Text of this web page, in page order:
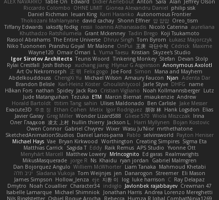
ALEX NAVARRO Table On Edward Didier Aerlebout Anton Sara Alan Jeffrey Olson
Riccardo Colombo OHNE LIMIT Gionea Alexandru Daniel philip sisk
Daniel Richman Ieuan King Karri Haranko Autonomous Frontier
Thokozani Mahlanyane david cachay Shonn Effner 얍 얍얍 Oreo_tism
Tiffany Edwards iaksdfg fodkg ressii Ioannis Athanasiadis Nicolò Caterina aureliana
Khuthadzo Ratshilumela Grant Mckenney Tadin Brego Koji Tsukamoto
Rasool Abrahams The Entire Universe Dhruv Singh Tom Byrom Łukasz Majorczyk
Niko Tuononen Pranshu Goyal Mr Malone OnPui 王庚 극단수작 Cédrick Maxime
Wayne120 Omair Omari L Yuma Taesu Kristian Skyzee's Studio
Igor Sirotov Architects Teunis Woord Tinkering Monkey Stefan Devan Stolp
Rylai Crestfall Josh Bishop xuchang jiang Hlynur G Asgeirsson Anonymous Axolotl
Art Ov Nekromorph
正 明 Felix gogo Joe Ford Simon
Mana and Mayhem
Abdelkouddouss ChengXi Yu Michael Wilson Amaury Faucon Njan Adenta Dar
Brandon Belisle Karl-Heinz Köster Ghoulishlycool Jarle Styve DHFG
name
Håkan Fors nathan Spidey Jack Rao Cristian Vigliano Noah Kollmannsberger Lutz
Jude Matanguihan Tezuka ETM Marcin Biernat miaukenzie Andrew
Horald Bartoldt ttitim Tang sahin Ulises Maldonado Ben Carlisle Jake Messer
Exacute3D 주호 정 Ethan Cohen Metix Igor Rodriguez 朋弥 林 Hank Logsdon Elias
Javier Garay Greg Miller Wonder Lizard588 Gliese 570 Wiola Miszczak Irina
Олег Гладков 凌太 上村 hullin thierry Jackson L. Harri Myllynen
Bojan Kostovic
Owen Connor Gabriel Chvyrev Wixer Wasu Ju'Nior mrthethatone
SketchedAnimationStudios Daniel Larios-parra Pablo selvinsworld Payton Heniser
Michael Hays Vae Bryan Kirkwood Worthington Creating Simpires Sigma Eta
Matthias Carrick Sagida T Eddy Raik Remus APS Studio Yvonne Ott
Menyhárt Marcell Matthew Lowery MrIncognito Ed garas Realmwrights
MikusMasquerade jorge R Ns Khaidu ryan jordan
Gabriel Malmgren
Dan Bojorquez Angulo Williem McWhorter Liam Tanaka Mahmoud Khetabi
יניב חלה
Sladana Vukoja Tom Weijnjes jen Danarogon Streemer Eli Mason
James Simpson Hollow_Jenza eje 지환 이 log luke harrison C Ray Delapaz
Dmytro Noah Couallier Character34 indiiglo Javlonbek rajabbayev Crewman 47
Isabelle Lamarque Michael Shimniok Jonathan Harris Andrea Lorenzo Mereghetti
Nils Ringlstetter Osbiel Roque Arocha Rebecca Humza R Iqbal CombatNinja1269